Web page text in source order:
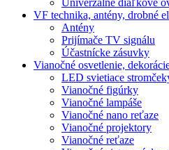
Univerzálne diaľkové
VF technika, antény, drobné
Antény
Prijímače TV signálu
Účastnícke zásuvky
Vianočné osvetlenie,
LED svietiace
Vianočné figúrky
Vianočné lampáše
Vianočné nano reťaze
Vianočné projektory
Vianočné reťaze